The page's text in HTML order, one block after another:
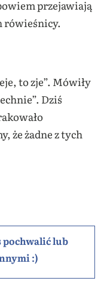
przejawiają
rówieśnicy.
to zje”. Mówiły
Dziś
że żadne z tych
pochwalić lub
:)